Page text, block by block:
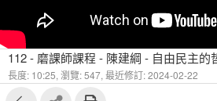
長度: 10:25, 瀏覽: 547, 最近修訂: 2024-02-22